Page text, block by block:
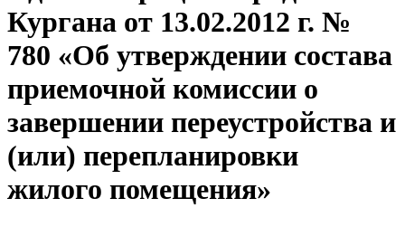
Кургана от 13.02.2012 г. №
780 «Об утверждении состава
приемочной комиссии о
завершении переустройства и
(или) перепланировки
жилого помещения»